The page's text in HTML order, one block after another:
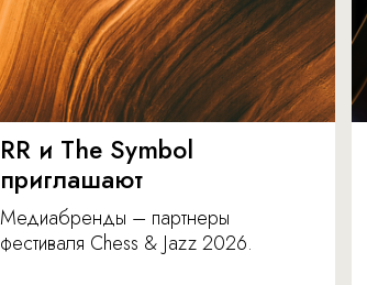
RR и The Symbol
приглашают
Медиабренды – партнеры
фестиваля Chess & Jazz 2026.